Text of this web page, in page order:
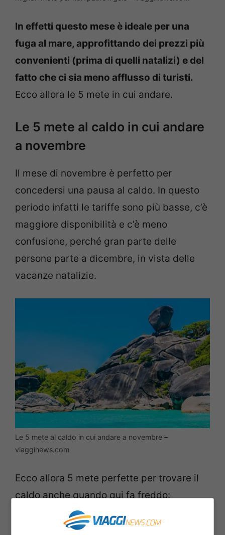
In effetti questo mese è ideale per una
fuga al mare, approfittando dei prezzi più
convenienti (prima di quelli natalizi) e del
fatto che ci sia meno afflusso di turisti.
Ecco allora le 5 mete in cui andare.
Le 5 mete al caldo in cui andare
a novembre
Il mese di novembre è perfetto per
concedersi una pausa al caldo. In questo
periodo infatti le tariffe sono più basse, c’è
maggiore disponibilità e c’è meno
confusione, perché gran parte delle
persone parte a dicembre, in vista delle
vacanze natalizie.
Le 5 mete al caldo in cui andare a novembre –
viagginews.com
Ecco allora 5 mete perfette per trovare il
caldo anche quando qui fa freddo:
Le Canarie : la temperatura media